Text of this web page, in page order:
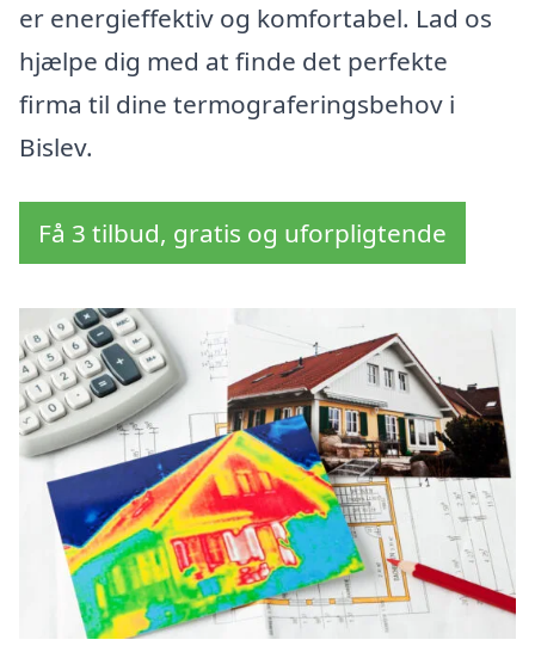
er energieffektiv og komfortabel. Lad os
hjælpe dig med at finde det perfekte
firma til dine termograferingsbehov i
Bislev.
Få 3 tilbud, gratis og uforpligtende